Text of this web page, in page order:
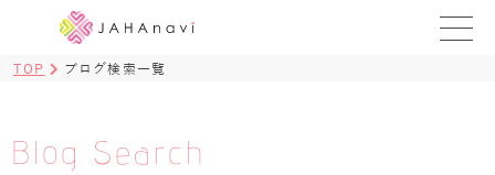
TOP ブログ検索一覧
Blog Search